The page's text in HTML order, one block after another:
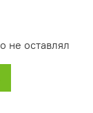
из
при
на открытом
не оставлял